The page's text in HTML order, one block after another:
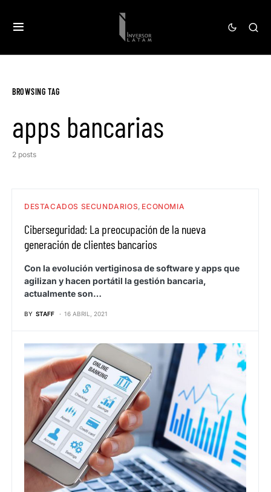
BROWSING TAG
apps bancarias
2 posts
DESTACADOS SECUNDARIOS ECONOMIA
Ciberseguridad: La preocupación de la nueva
generación de clientes bancarios
Con la evolución vertiginosa de software y apps que
agilizan y hacen portátil la gestión bancaria,
actualmente son…
BY STAFF 16 ABRIL, 2021